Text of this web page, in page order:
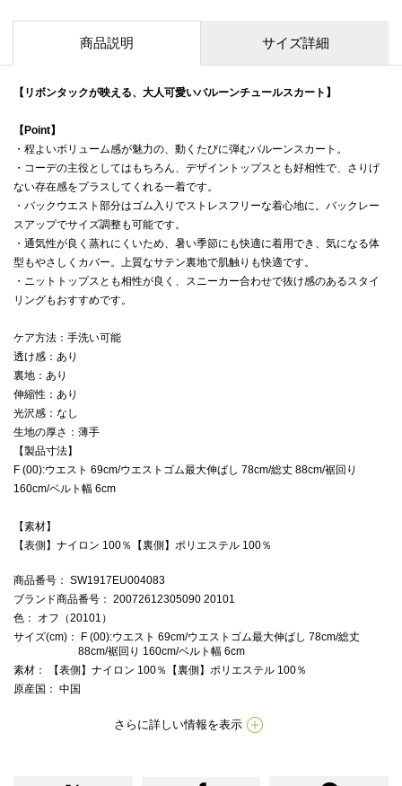
商品説明 サイズ詳細
【リボンタックが映える、大人可愛いバルーンチュールスカート】
【Point】
・程よいボリューム感が魅力の、動くたびに弾むバルーンスカート。
・コーデの主役としてはもちろん、デザイントップスとも好相性で、さりげ
ない存在感をプラスしてくれる一着です。
・バックウエスト部分はゴム入りでストレスフリーな着心地に。バックレー
スアップでサイズ調整も可能です。
・通気性が良く蒸れにくいため、暑い季節にも快適に着用でき、気になる体
型もやさしくカバー。上質なサテン裏地で肌触りも快適です。
・ニットトップスとも相性が良く、スニーカー合わせで抜け感のあるスタイ
リングもおすすめです。
ケア方法：手洗い可能
透け感：あり
裏地：あり
伸縮性：あり
光沢感：なし
生地の厚さ：薄手
【製品寸法】
F (00):ウエスト 69cm/ウエストゴム最大伸ばし 78cm/総丈 88cm/裾回り
160cm/ベルト幅 6cm
【素材】
【表側】ナイロン 100％【裏側】ポリエステル 100％
商品番号 ： SW1917EU004083
ブランド商品番号 ： 20072612305090 20101
色 ： オフ（20101）
サイズ(cm) ： F (00):ウエスト 69cm/ウエストゴム最大伸ばし 78cm/総丈
88cm/裾回り 160cm/ベルト幅 6cm
素材 ： 【表側】ナイロン 100％【裏側】ポリエステル 100％
原産国 ： 中国
さらに詳しい情報を表示